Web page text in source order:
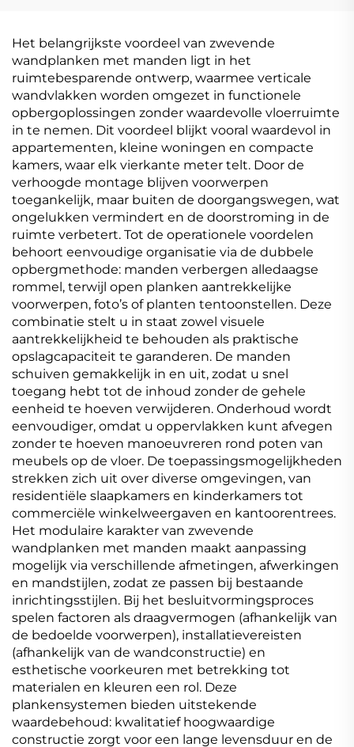
Het belangrijkste voordeel van zwevende
wandplanken met manden ligt in het
ruimtebesparende ontwerp, waarmee verticale
wandvlakken worden omgezet in functionele
opbergoplossingen zonder waardevolle vloerruimte
in te nemen. Dit voordeel blijkt vooral waardevol in
appartementen, kleine woningen en compacte
kamers, waar elk vierkante meter telt. Door de
verhoogde montage blijven voorwerpen
toegankelijk, maar buiten de doorgangswegen, wat
ongelukken vermindert en de doorstroming in de
ruimte verbetert. Tot de operationele voordelen
behoort eenvoudige organisatie via de dubbele
opbergmethode: manden verbergen alledaagse
rommel, terwijl open planken aantrekkelijke
voorwerpen, foto’s of planten tentoonstellen. Deze
combinatie stelt u in staat zowel visuele
aantrekkelijkheid te behouden als praktische
opslagcapaciteit te garanderen. De manden
schuiven gemakkelijk in en uit, zodat u snel
toegang hebt tot de inhoud zonder de gehele
eenheid te hoeven verwijderen. Onderhoud wordt
eenvoudiger, omdat u oppervlakken kunt afvegen
zonder te hoeven manoeuvreren rond poten van
meubels op de vloer. De toepassingsmogelijkheden
strekken zich uit over diverse omgevingen, van
residentiële slaapkamers en kinderkamers tot
commerciële winkelweergaven en kantoorentrees.
Het modulaire karakter van zwevende
wandplanken met manden maakt aanpassing
mogelijk via verschillende afmetingen, afwerkingen
en mandstijlen, zodat ze passen bij bestaande
inrichtingsstijlen. Bij het besluitvormingsproces
spelen factoren als draagvermogen (afhankelijk van
de bedoelde voorwerpen), installatievereisten
(afhankelijk van de wandconstructie) en
esthetische voorkeuren met betrekking tot
materialen en kleuren een rol. Deze
plankensystemen bieden uitstekende
waardebehoud: kwalitatief hoogwaardige
constructie zorgt voor een lange levensduur en de